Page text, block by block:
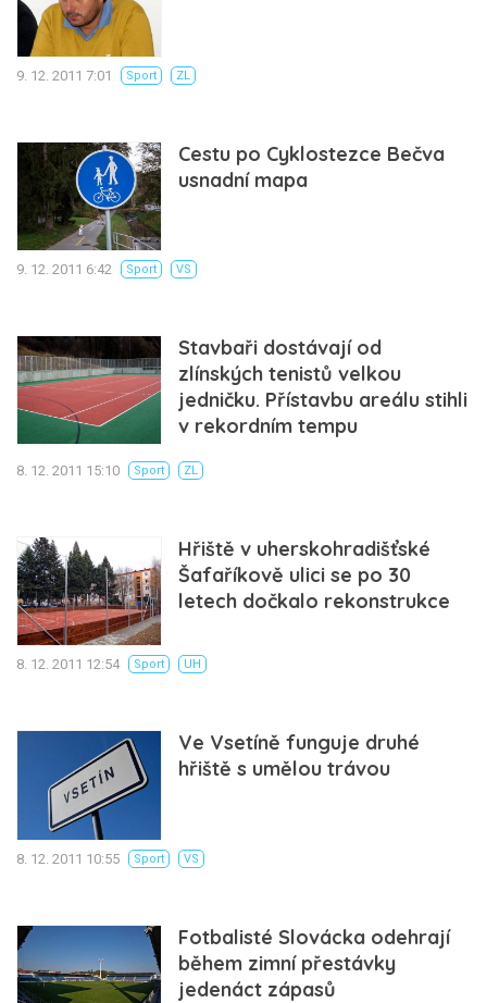
9. 12. 2011 7:01 Sport ZL
Cestu po Cyklostezce Bečva
usnadní mapa
9. 12. 2011 6:42 Sport VS
Stavbaři dostávají od
zlínských tenistů velkou
jedničku. Přístavbu areálu stihli
v rekordním tempu
8. 12. 2011 15:10 Sport ZL
Hřiště v uherskohradišťské
Šafaříkově ulici se po 30
letech dočkalo rekonstrukce
8. 12. 2011 12:54 Sport UH
Ve Vsetíně funguje druhé
hřiště s umělou trávou
8. 12. 2011 10:55 Sport VS
Fotbalisté Slovácka odehrají
během zimní přestávky
jedenáct zápasů